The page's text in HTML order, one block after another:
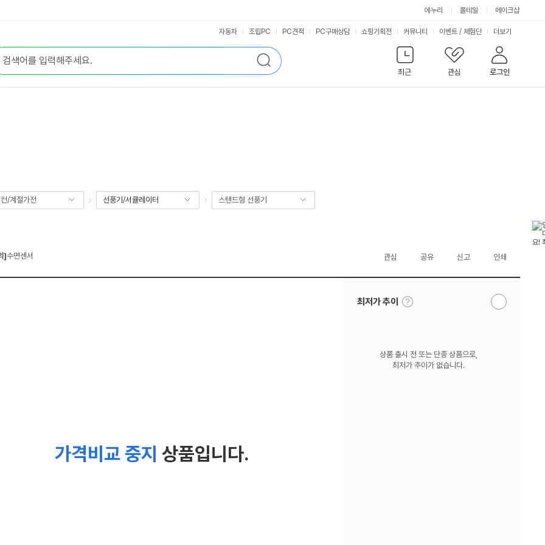
에누리 몰테일 메이크샵
검
색
최근
관심 로그인
자동차 조립PC PC견적 PC구매상담 쇼핑기획전 커뮤니티 이벤트 / 체험단 서
비
스
더보기
/계절가전 선풍기/서큘레이터 스탠드형 선풍기
]수면센서 관심 공유 신고 인쇄
가격비교 중지 상품입니다.
최저가 추이
툴
팁
알
상품 출시 전 또는 단종 상품으로,
최저가 추이가 없습니다.